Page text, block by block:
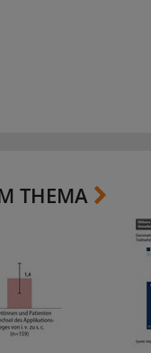
THEMA